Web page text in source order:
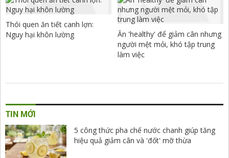
Thói quen ăn tiết canh lợn:
Nguy hại khôn lường
Ăn 'healthy' để giảm cân nhưng
người mệt mỏi, khó tập trung
làm việc
TIN MỚI
5 công thức pha chế nước chanh giúp tăng
hiệu quả giảm cân và 'đốt' mỡ thừa